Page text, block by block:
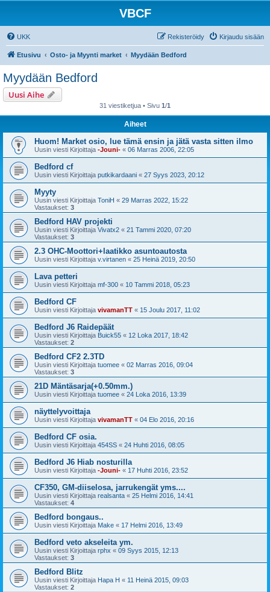
VBCF
UKK Kirjaudu sisään
Rekisteröidy
Etusivu Osto- ja Myynti market Myydään Bedford
Myydään Bedford
Uusi Aihe
31 viestiketjua • Sivu 1/1
Aiheet
Huom! Market osio, lue tämä ensin ja jätä vasta sitten ilmo
Uusin viesti Kirjoittaja -Jouni- « 06 Marras 2006, 22:05
Bedford cf
Uusin viesti Kirjoittaja putkikardaani « 27 Syys 2023, 20:12
Myyty
Uusin viesti Kirjoittaja ToniH « 29 Marras 2022, 15:22
Vastaukset: 3
Bedford HAV projekti
Uusin viesti Kirjoittaja Vivatx2 « 21 Tammi 2020, 07:20
Vastaukset: 3
2.3 OHC-Moottori+laatikko asuntoautosta
Uusin viesti Kirjoittaja v.virtanen « 25 Heinä 2019, 20:50
Lava petteri
Uusin viesti Kirjoittaja mf-300 « 10 Tammi 2018, 05:23
Bedford CF
Uusin viesti Kirjoittaja vivamanTT « 15 Joulu 2017, 11:02
Bedford J6 Raidepäät
Uusin viesti Kirjoittaja Buick55 « 12 Loka 2017, 18:42
Vastaukset: 2
Bedford CF2 2.3TD
Uusin viesti Kirjoittaja tuomee « 02 Marras 2016, 09:04
Vastaukset: 3
21D Mäntäsarja(+0.50mm.)
Uusin viesti Kirjoittaja tuomee « 24 Loka 2016, 13:39
näyttelyvoittaja
Uusin viesti Kirjoittaja vivamanTT « 04 Elo 2016, 20:16
Bedford CF osia.
Uusin viesti Kirjoittaja 454SS « 24 Huhti 2016, 08:05
Bedford J6 Hiab nosturilla
Uusin viesti Kirjoittaja -Jouni- « 17 Huhti 2016, 23:52
CF350, GM-diiselosa, jarrukengät yms....
Uusin viesti Kirjoittaja realsanta « 25 Helmi 2016, 14:41
Vastaukset: 4
Bedford bongaus..
Uusin viesti Kirjoittaja Make « 17 Helmi 2016, 13:49
Bedford veto akseleita ym.
Uusin viesti Kirjoittaja rphx « 09 Syys 2015, 12:13
Vastaukset: 3
Bedford Blitz
Uusin viesti Kirjoittaja Hapa H « 11 Heinä 2015, 09:03
Vastaukset: 2